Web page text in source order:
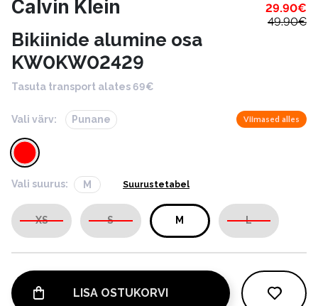
Calvin Klein 29.90€
49.90€
Bikiinide alumine osa
KW0KW02429
Tasuta transport alates 69€
Vali värv: Punane Viimased alles
Vali suurus: M Suurustetabel
XS S M L
LISA OSTUKORVI